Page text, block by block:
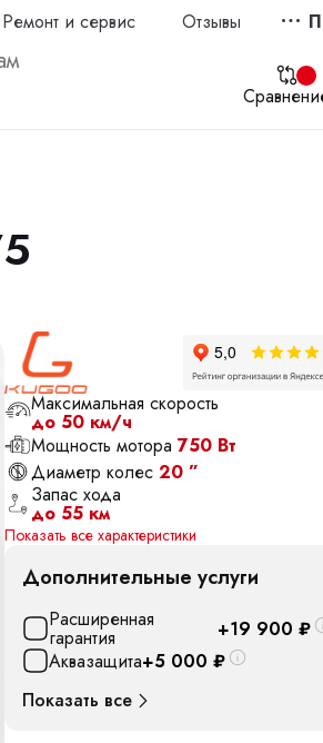
Ремонт и сервис Отзывы
Максимальная скорость
до 50 км/ч
Мощность мотора 750 Вт
Диаметр колес 20 ”
Запас хода
до 55 км
Показать все характеристики
Дополнительные услуги
Расширенная
гарантия +19 900 ₽
Аквазащита+5 000 ₽
Показать все